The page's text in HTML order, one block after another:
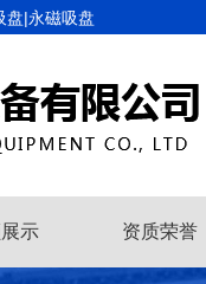
盘|永磁吸盘
示 资质荣誉